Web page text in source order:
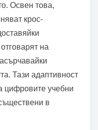
Освен това,
крос-
на
Тази адаптивност
цифровите учебни
в